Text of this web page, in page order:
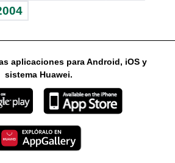
aplicaciones para Android, iOS y
sistema Huawei.